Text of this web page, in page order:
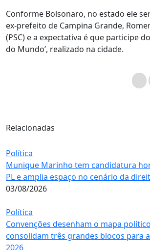
Conforme Bolsonaro, no estado ele
ex-prefeito de Campina Grande,
(PSC) e a expectativa é que participe
do Mundo’, realizado na cidade.
Relacionadas
Política
Munique Marinho tem candidatura
PL e amplia espaço no cenário da
03/08/2026
Política
Convenções desenham o mapa
consolidam três grandes blocos para
2026